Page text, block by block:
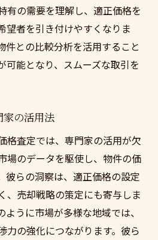
有の需要を理解し、適正価格を
望者を引き付けやすくなりま
件との比較分析を活用すること
可能となり、スムーズな取引を
家の活用法
格査定では、専門家の活用が欠
場のデータを駆使し、物件の価
彼らの洞察は、適正価格の設定
、売却戦略の策定にも寄与しま
うに市場が多様な地域では、
力の強化につながります。彼ら